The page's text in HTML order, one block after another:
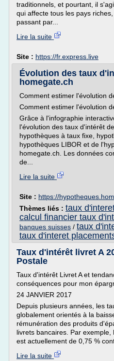
traditionnels, et pourtant, il
qui affecte tous les pays
passant par...
Lire la suite
Site : https://fr.express.live
Évolution des taux
homegate.ch
Comment estimer l'évolution
Comment estimer l'évolution
Grâce à l'infographie
l'évolution des taux d'intérêt
hypothèques à taux fixe,
hypothèques LIBOR et de
homegate.ch. Les données
de...
Lire la suite
Site : https://
Thèmes liés : taux
calcul financier taux
banques suisses / taux
taux d'interet
Taux d'intérêt livret A
Postale
Taux d'intérêt Livret A et
conséquences pour mon
24 JANVIER 2017
Depuis plusieurs années, les
globalement orientés à la
rémunération des produits
livrets bancaires. Par
est actuellement de 0,75 %
Lire la suite